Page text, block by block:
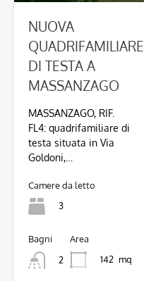
NUOVA
QUADRIFAMILIARE
DI TESTA A
MASSANZAGO
MASSANZAGO, RIF.
FL4: quadrifamiliare di
testa situata in Via
Goldoni,…
Camere da letto
3
Bagni
2
Area
142 mq